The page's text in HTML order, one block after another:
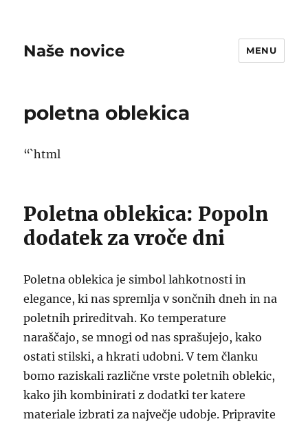
Naše novice MENU
poletna oblekica
“`html
Poletna oblekica: Popoln
dodatek za vroče dni
Poletna oblekica je simbol lahkotnosti in
elegance, ki nas spremlja v sončnih dneh in na
poletnih prireditvah. Ko temperature
naraščajo, se mnogi od nas sprašujejo, kako
ostati stilski, a hkrati udobni. V tem članku
bomo raziskali različne vrste poletnih oblekic,
kako jih kombinirati z dodatki ter katere
materiale izbrati za največje udobje. Pripravite